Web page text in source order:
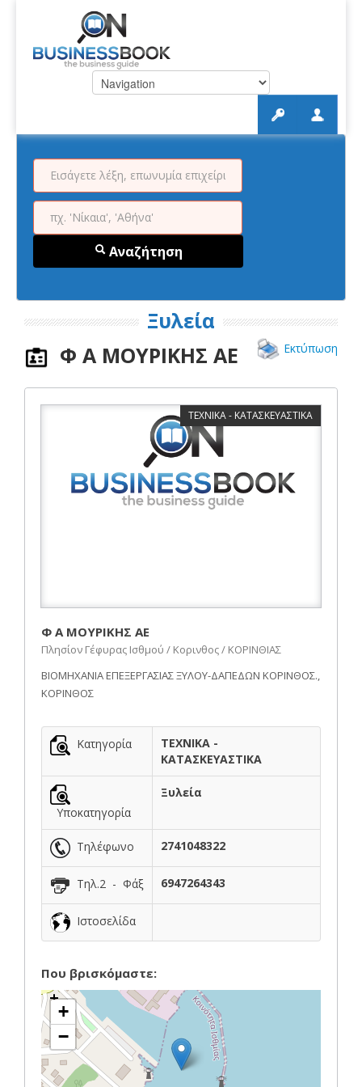
Αναζήτηση
Ξυλεία
Φ Α ΜΟΥΡΙΚΗΣ ΑΕ Εκτύπωση
ΤΕΧΝΙΚΑ - ΚΑΤΑΣΚΕΥΑΣΤΙΚΑ
Φ Α ΜΟΥΡΙΚΗΣ ΑΕ
Πλησίον Γέφυρας Ισθμού / Κορινθος / ΚΟΡΙΝΘΙΑΣ
ΒΙΟΜΗΧΑΝΙΑ ΕΠΕΞΕΡΓΑΣΙΑΣ ΞΥΛΟΥ-ΔΑΠΕΔΩΝ ΚΟΡΙΝΘΟΣ.,
ΚΟΡΙΝΘΟΣ
Κατηγορία
ΤΕΧΝΙΚΑ -
ΚΑΤΑΣΚΕΥΑΣΤΙΚΑ
Υποκατηγορία
Ξυλεία
Τηλέφωνο 2741048322
Τηλ.2 - Φάξ 6947264343
Ιστοσελίδα
Που βρισκόμαστε:
+
−